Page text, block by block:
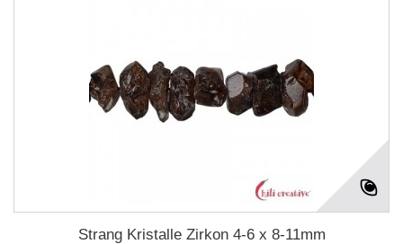
Strang Kristalle Zirkon 4-6 x 8-11mm